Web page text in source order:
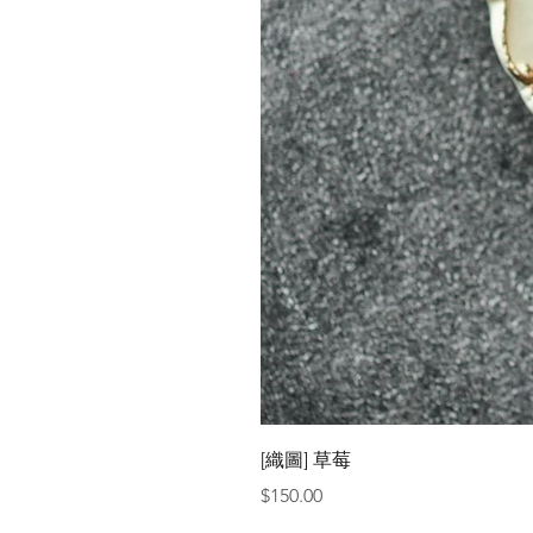
[織圖] 草莓
價格
$150.00